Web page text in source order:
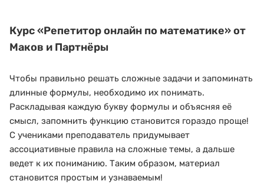
Курс«Репетитор онлайн по математике»от
Маков и Партнёры
Чтобы правильно решать сложные задачи и запоминать
длинные формулы, необходимо их понимать.
Раскладывая каждую букву формулы и объясняя её
смысл, запомнить функцию становится гораздо проще!
С учениками преподаватель придумывает
ассоциативные правила на сложные темы, а дальше
ведет к их пониманию. Таким образом, материал
становится простым и узнаваемым!